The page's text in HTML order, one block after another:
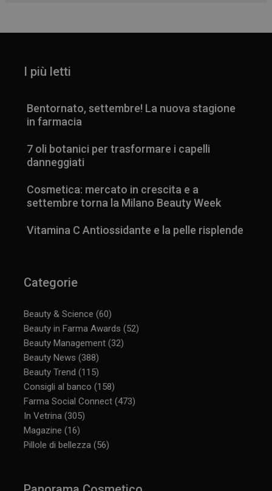
I più letti
Bentornato, settembre! La nuova stagione
in farmacia
7 oli botanici per trasformare i capelli
danneggiati
Cosmetica: mercato in crescita e a
settembre torna la Milano Beauty Week
Vitamina C Antiossidante e la pelle risplende
Categorie
Beauty & Science (60)
Beauty in Farma Awards (52)
Beauty Management (32)
Beauty News (388)
Beauty Trend (115)
Consigli al banco (158)
Farma Social Connect (473)
In Vetrina (305)
Magazine (16)
Pillole di bellezza (56)